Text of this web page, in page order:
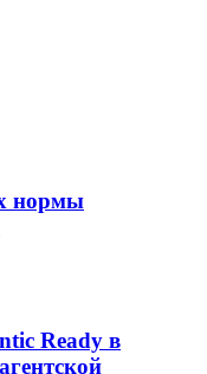
нормы
Ready в